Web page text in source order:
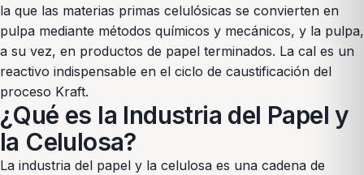
la que las materias primas celulósicas se convierten en
pulpa mediante métodos químicos y mecánicos, y la pulpa,
a su vez, en productos de papel terminados. La cal es un
reactivo indispensable en el ciclo de caustificación del
proceso Kraft.
¿Qué es la Industria del Papel y
la Celulosa?
La industria del papel y la celulosa es una cadena de